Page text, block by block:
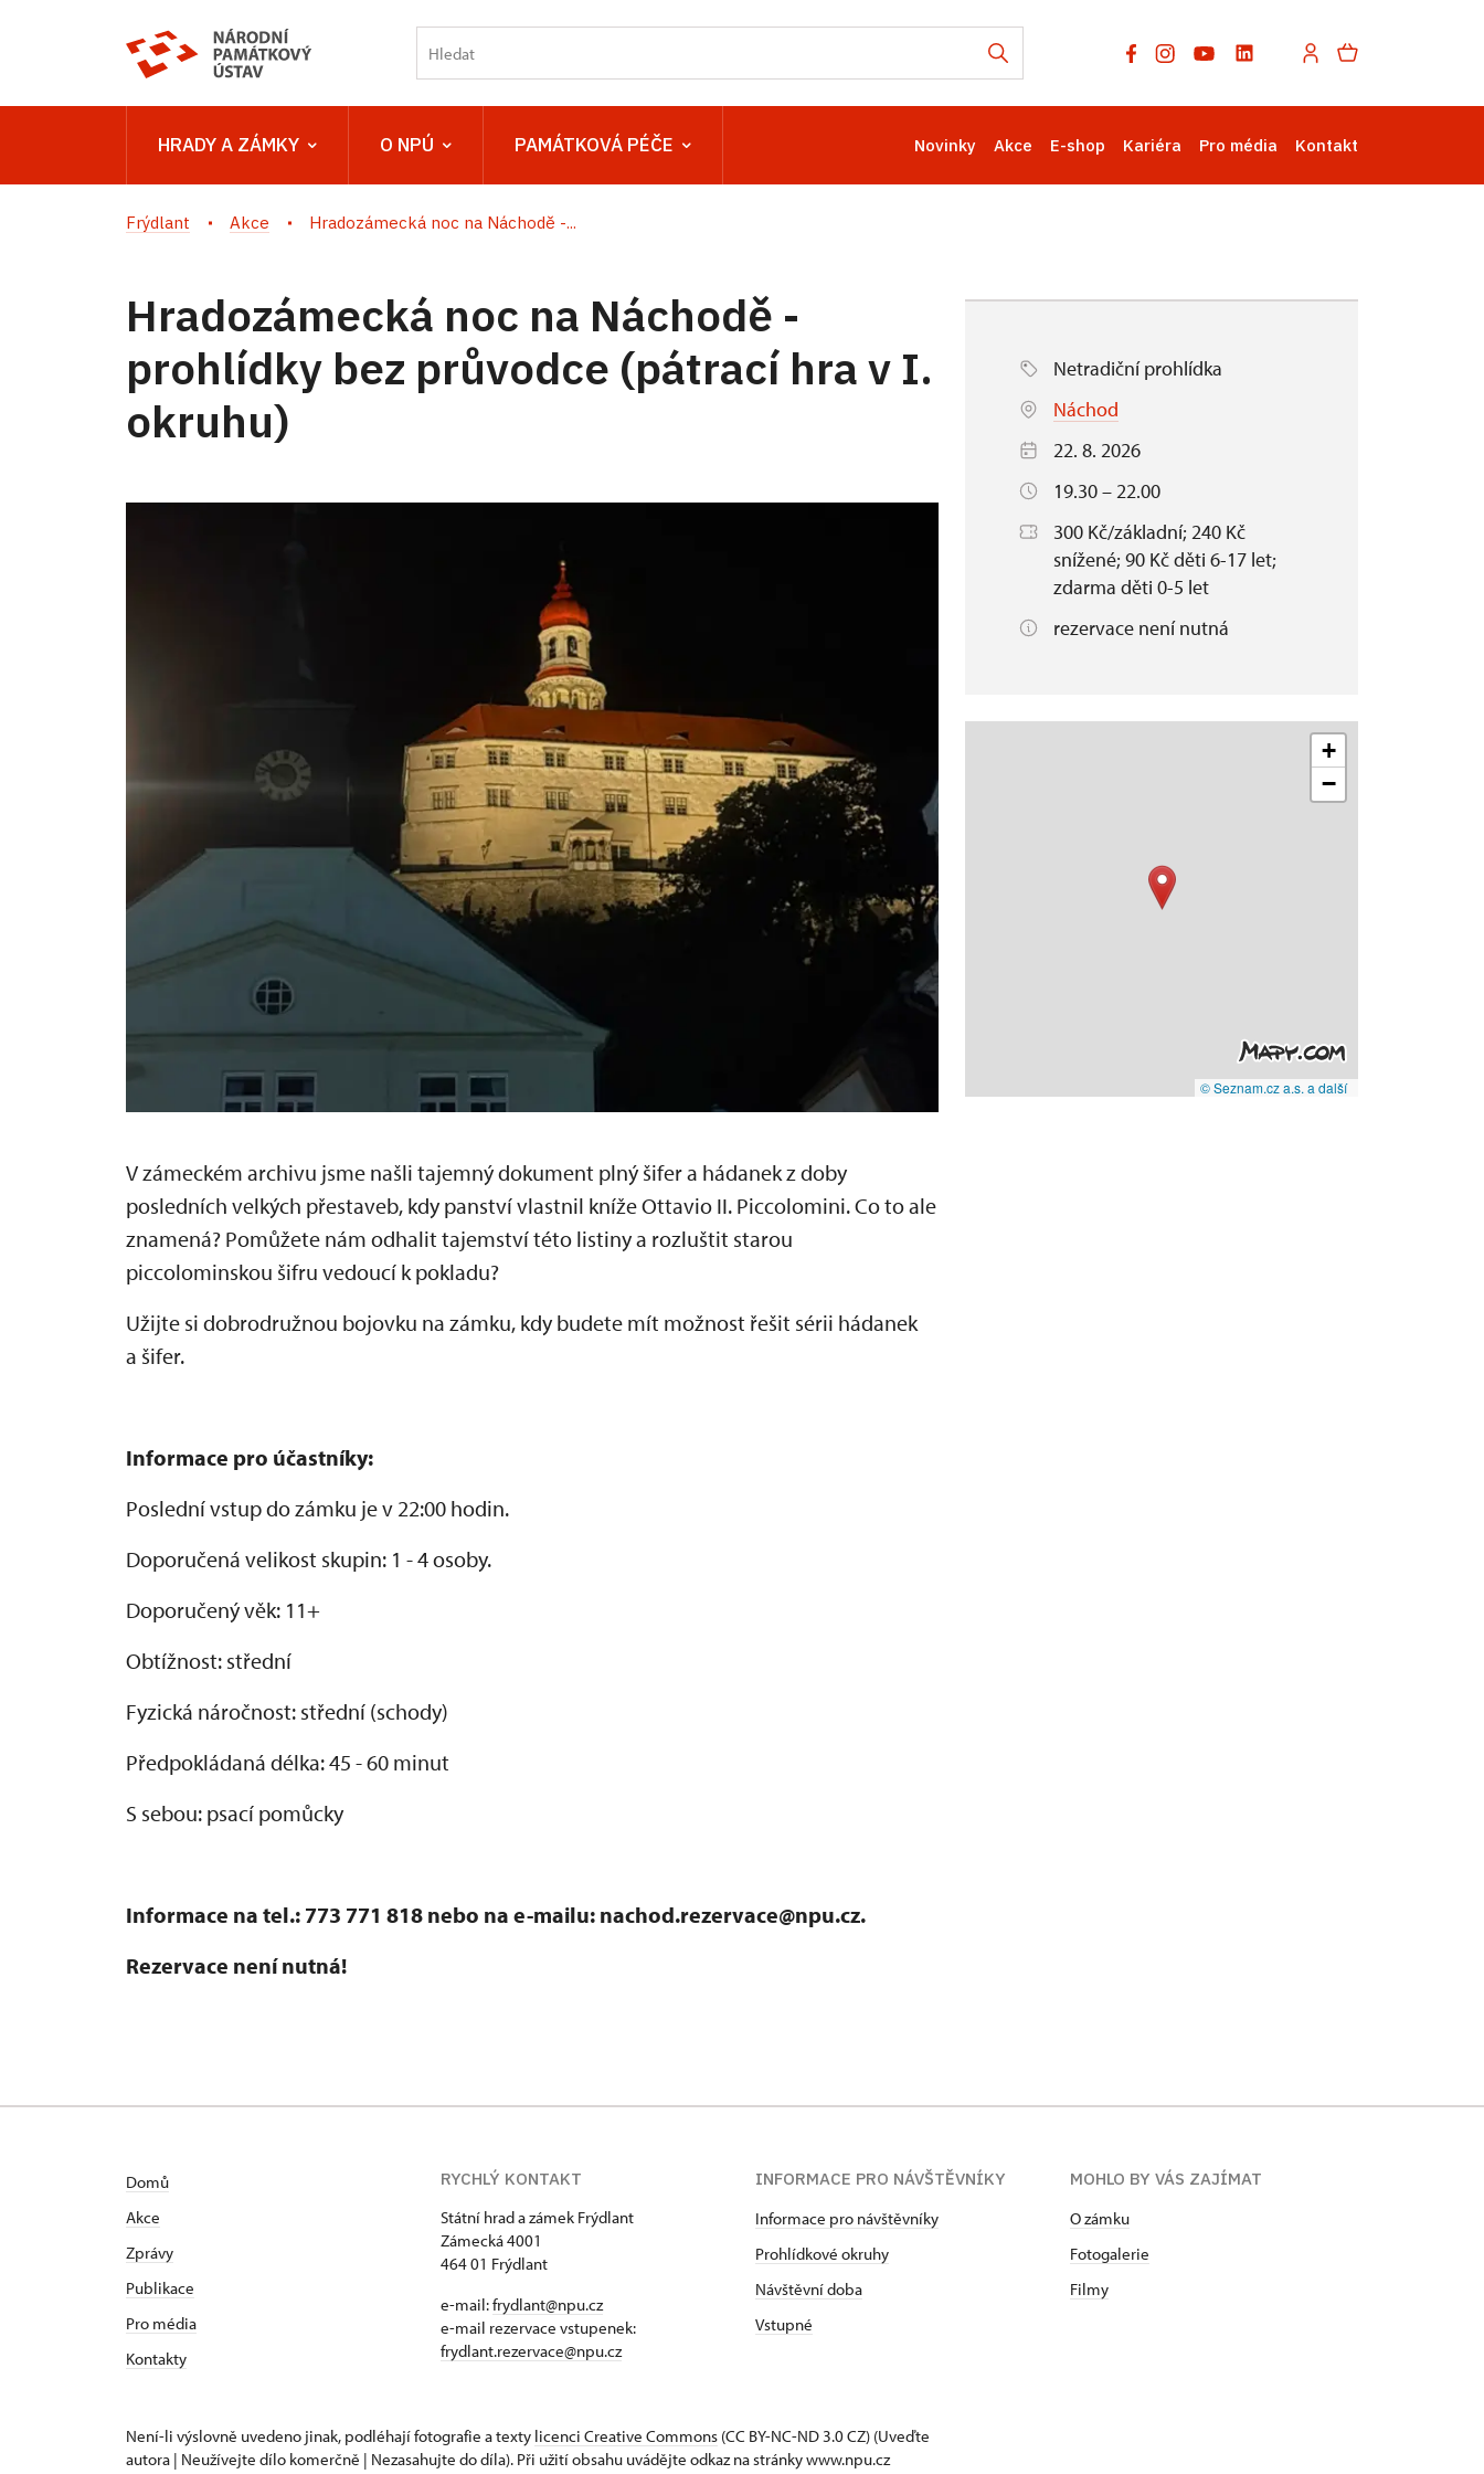
HRADY A ZÁMKY O NPÚ PAMÁTKOVÁ PÉČE Novinky Akce E-shop Kariéra Pro média Kontakt
Frýdlant Akce Hradozámecká noc na Náchodě -...
Hradozámecká noc na Náchodě -
prohlídky bez průvodce (pátrací hra v I.
okruhu)
V zámeckém archivu jsme našli tajemný dokument plný šifer a hádanek z doby
posledních velkých přestaveb, kdy panství vlastnil kníže Ottavio II. Piccolomini. Co to ale
znamená? Pomůžete nám odhalit tajemství této listiny a rozluštit starou
piccolominskou šifru vedoucí k pokladu?
Užijte si dobrodružnou bojovku na zámku, kdy budete mít možnost řešit sérii hádanek
a šifer.
Informace pro účastníky:
Poslední vstup do zámku je v 22:00 hodin.
Doporučená velikost skupin: 1 - 4 osoby.
Doporučený věk: 11+
Obtížnost: střední
Fyzická náročnost: střední (schody)
Předpokládaná délka: 45 - 60 minut
S sebou: psací pomůcky
Informace na tel.: 773 771 818 nebo na e-mailu: nachod.rezervace@npu.cz.
Rezervace není nutná!
Netradiční prohlídka
Náchod
22. 8. 2026
19.30 – 22.00
300 Kč/základní; 240 Kč
snížené; 90 Kč děti 6-17 let;
zdarma děti 0-5 let
rezervace není nutná
+
−
© Seznam.cz a.s. a další
Domů
Akce
Zprávy
Publikace
Pro média
Kontakty
RYCHLÝ KONTAKT
Státní hrad a zámek Frýdlant
Zámecká 4001
464 01 Frýdlant
e-mail:frydlant@npu.cz
e-mail rezervace vstupenek:
frydlant.rezervace@npu.cz
INFORMACE PRO NÁVŠTĚVNÍKY
Informace pro návštěvníky
Prohlídkové okruhy
Návštěvní doba
Vstupné
MOHLO BY VÁS ZAJÍMAT
O zámku
Fotogalerie
Filmy
Není-li výslovně uvedeno jinak, podléhají fotografie a texty licenci Creative Commons (CC BY-NC-ND 3.0 CZ) (Uveďte
autora | Neužívejte dílo komerčně | Nezasahujte do díla). Při užití obsahu uvádějte odkaz na stránky www.npu.cz